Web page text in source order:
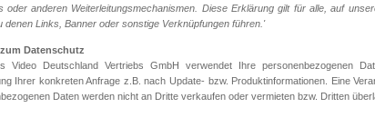
oder anderen Weiterleitungsmechanismen. Diese Erklärung gilt für alle, auf
denen Links, Banner oder sonstige Verknüpfungen führen.'
Datenschutz
Video Deutschland Vertriebs GmbH verwendet Ihre personenbezogenen
Ihrer konkreten Anfrage z.B. nach Update- bzw. Produktinformationen. Eine
Daten werden nicht an Dritte verkaufen oder vermieten bzw. Dritten